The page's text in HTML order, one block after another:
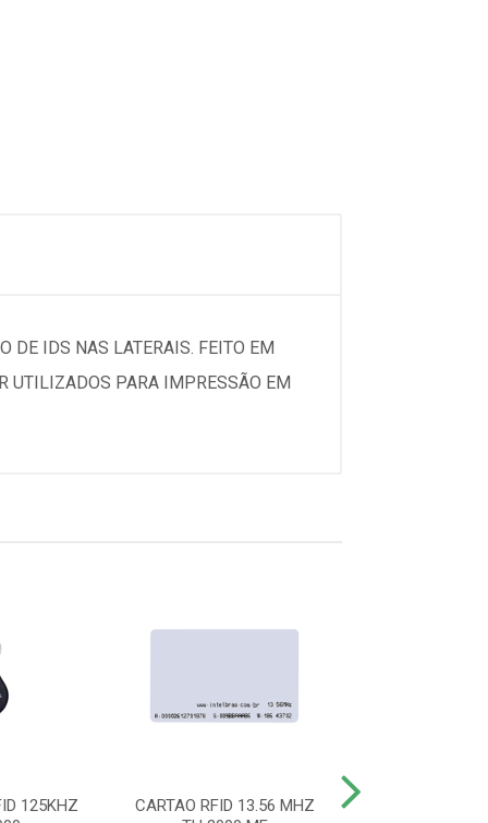
DE IDS NAS LATERAIS. FEITO EM
UTILIZADOS PARA IMPRESSÃO EM
125KHZ
CARTAO RFID 13.56 MHZ